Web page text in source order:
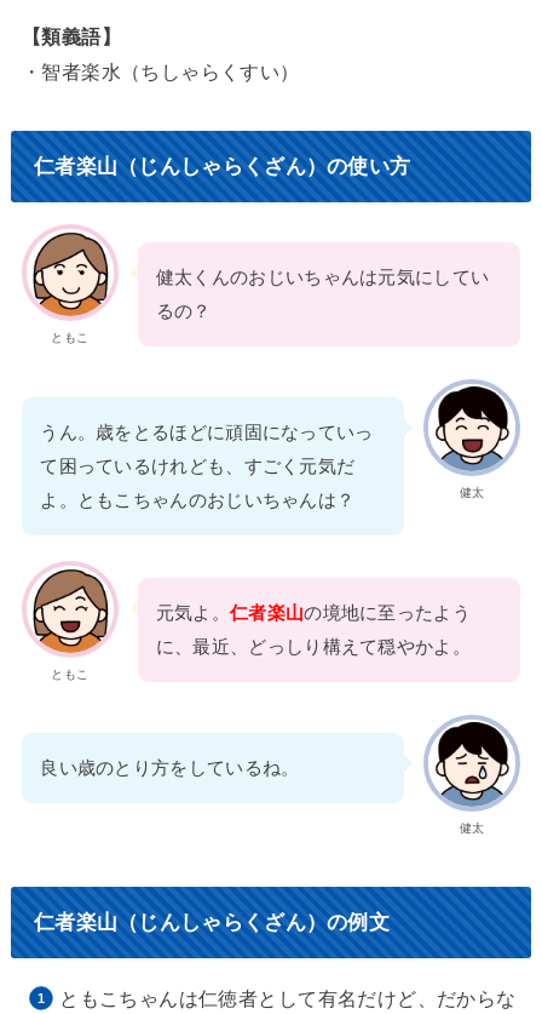
【類義語】
・智者楽水（ちしゃらくすい）
仁者楽山（じんしゃらくざん）の使い方
ともこ
健太くんのおじいちゃんは元気にしてい
るの？
健太
うん。歳をとるほどに頑固になっていっ
て困っているけれども、すごく元気だ
よ。ともこちゃんのおじいちゃんは？
ともこ
元気よ。仁者楽山の境地に至ったよう
に、最近、どっしり構えて穏やかよ。
健太
良い歳のとり方をしているね。
仁者楽山（じんしゃらくざん）の例文
ともこちゃんは仁徳者として有名だけど、だからな